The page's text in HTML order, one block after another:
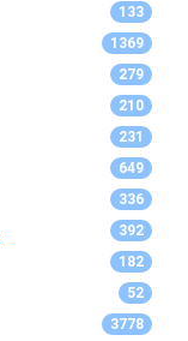
133
1369
279
210
231
649
336
392
182
52
3778